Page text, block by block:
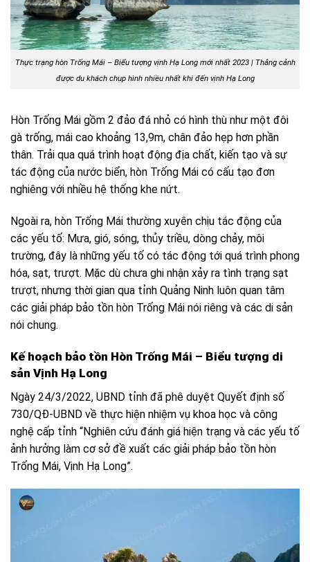
Thực trạng hòn Trống Mái – Biểu tượng vịnh Hạ Long mới nhất 2023 | Thắng cảnh
được du khách chụp hình nhiều nhất khi đến vịnh Hạ Long
Hòn Trống Mái gồm 2 đảo đá nhỏ có hình thù như một đôi
gà trống, mái cao khoảng 13,9m, chân đảo hẹp hơn phần
thân. Trải qua quá trình hoạt động địa chất, kiến tạo và sự
tác động của nước biển, hòn Trống Mái có cấu tạo đơn
nghiêng với nhiều hệ thống khe nứt.
Ngoài ra, hòn Trống Mái thường xuyên chịu tác động của
các yếu tố: Mưa, gió, sóng, thủy triều, dòng chảy, môi
trường, đây là những yếu tố có tác động tới quá trình phong
hóa, sạt, trượt. Mặc dù chưa ghi nhận xảy ra tình trạng sạt
trượt, nhưng thời gian qua tỉnh Quảng Ninh luôn quan tâm
các giải pháp bảo tồn hòn Trống Mái nói riêng và các di sản
nói chung.
Kế hoạch bảo tồn Hòn Trống Mái – Biểu tượng di
sản Vịnh Hạ Long
Ngày 24/3/2022, UBND tỉnh đã phê duyệt Quyết định số
730/QĐ-UBND về thực hiện nhiệm vụ khoa học và công
nghệ cấp tỉnh “Nghiên cứu đánh giá hiện trạng và các yếu tố
ảnh hưởng làm cơ sở đề xuất các giải pháp bảo tồn hòn
Trống Mái, Vịnh Hạ Long”.